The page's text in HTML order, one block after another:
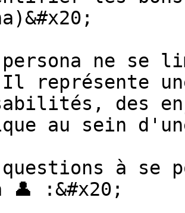
persona ne
représente
des
au sein
questions à se
👤 :&#x20;